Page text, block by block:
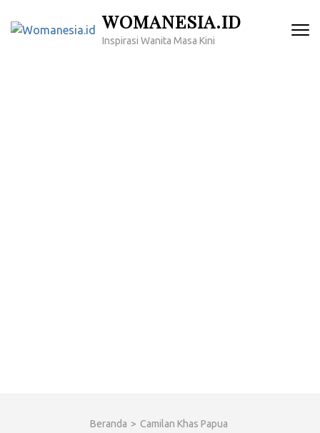
WOMANESIA.ID
Inspirasi Wanita Masa Kini
Beranda > Camilan Khas Papua